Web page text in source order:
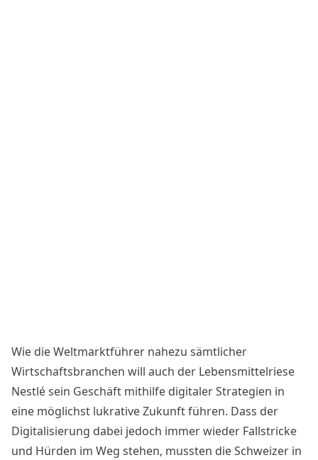
Wie die Weltmarktführer nahezu sämtlicher
Wirtschaftsbranchen will auch der Lebensmittelriese
Nestlésein Geschäft mithilfe digitaler Strategien in
eine möglichst lukrative Zukunft führen. Dass der
Digitalisierung dabei jedoch immer wieder Fallstricke
und Hürden im Weg stehen, mussten die Schweizer in